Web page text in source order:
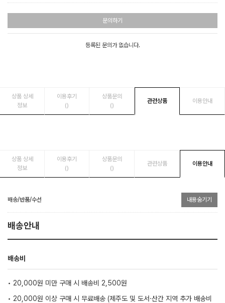
문의하기
등록된 문의가 없습니다.
상품 상세
정보
이용후기
()
상품문의
()
관련상품 이용안내
상품 상세
정보
이용후기
()
상품문의
()
관련상품 이용안내
배송/반품/수선 내용숨기기
배송안내
배송비
• 20,000원 미만 구매 시 배송비 2,500원
• 20,000원 이상 구매 시 무료배송 (제주도 및 도서·산간 지역 추가 배송비